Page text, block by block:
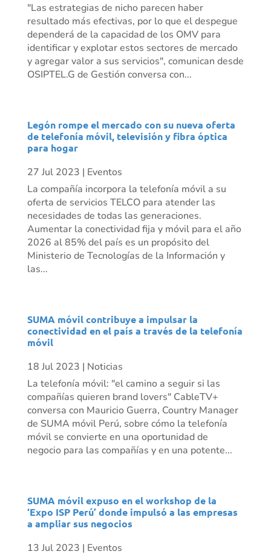
"Las estrategias de nicho parecen haber
resultado más efectivas, por lo que el despegue
dependerá de la capacidad de los OMV para
identificar y explotar estos sectores de mercado
y agregar valor a sus servicios", comunican desde
OSIPTEL.G de Gestión conversa con...
Legón rompe el mercado con su nueva oferta
de telefonía móvil, televisión y fibra óptica
para hogar
27 Jul 2023 | Eventos
La compañía incorpora la telefonía móvil a su
oferta de servicios TELCO para atender las
necesidades de todas las generaciones.
Aumentar la conectividad fija y móvil para el año
2026 al 85% del país es un propósito del
Ministerio de Tecnologías de la Información y
las...
SUMA móvil contribuye a impulsar la
conectividad en el país a través de la telefonía
móvil
18 Jul 2023 | Noticias
La telefonía móvil: "el camino a seguir si las
compañías quieren brand lovers" CableTV+
conversa con Mauricio Guerra, Country Manager
de SUMA móvil Perú, sobre cómo la telefonía
móvil se convierte en una oportunidad de
negocio para las compañías y en una potente...
SUMA móvil expuso en el workshop de la
‘Expo ISP Perú’ donde impulsó a las empresas
a ampliar sus negocios
13 Jul 2023 | Eventos